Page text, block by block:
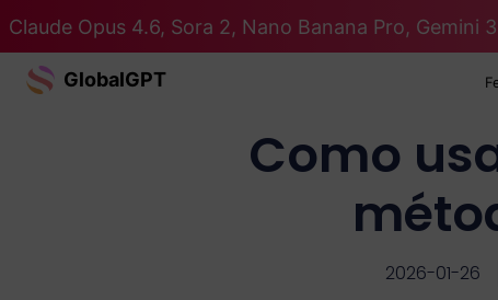
Claude Opus 4.6, Sora 2, Nano Banana Pro, Gemini
GlobalGPT
Como
2026-01-26